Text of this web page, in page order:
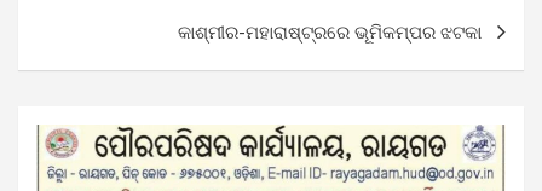
କାଶ୍ମୀର-ମହାରାଷ୍ଟ୍ରରେ ଭୂମିକମ୍ପର ଝଟକା